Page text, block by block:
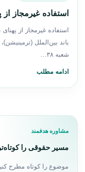
استفاده غیرمجاز از
استفاده غیرمجاز از
باند بین‌الملل
شعبه ۳۸…
ادامه مطلب
مشاوره هدفمند
مسیر حقوقی را
موضوع را کوتاه مطرح